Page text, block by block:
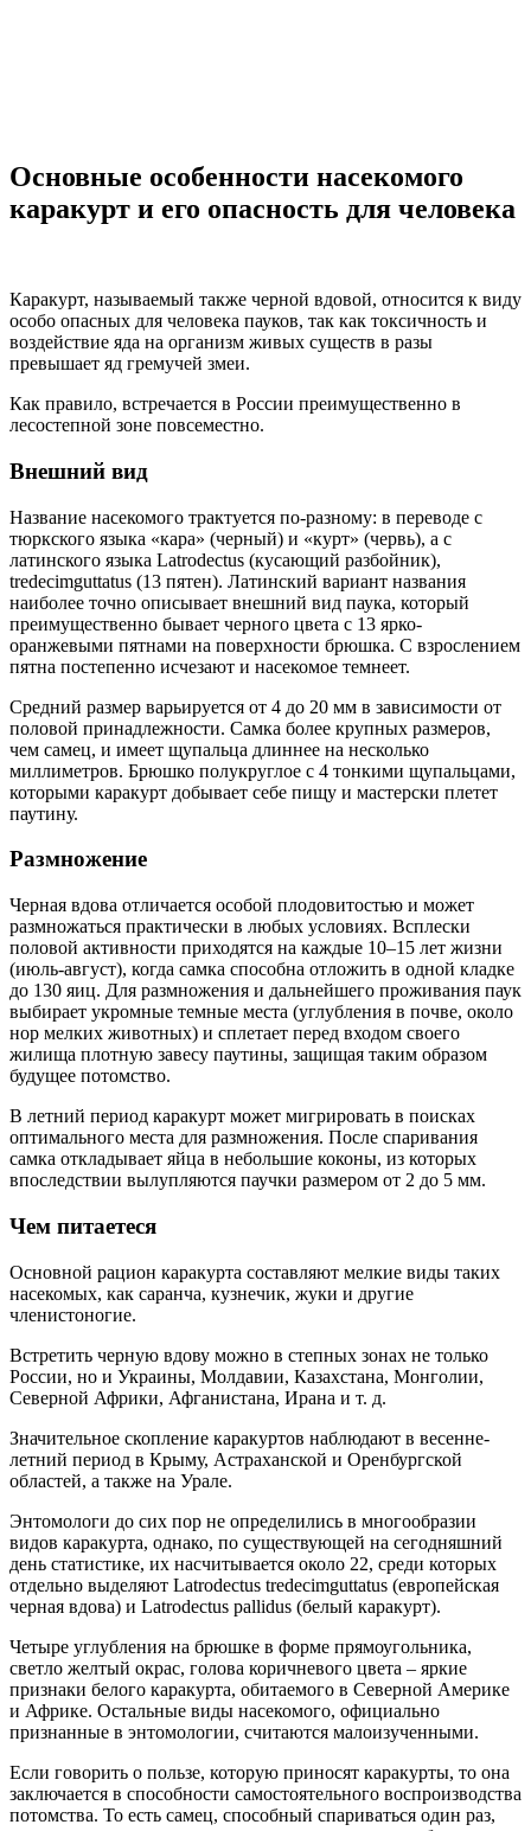
Основные особенности насекомого
каракурт и его опасность для человека
Каракурт, называемый также черной вдовой, относится к виду
особо опасных для человека пауков, так как токсичность и
воздействие яда на организм живых существ в разы
превышает яд гремучей змеи.
Как правило, встречается в России преимущественно в
лесостепной зоне повсеместно.
Внешний вид
Название насекомого трактуется по-разному: в переводе с
тюркского языка «кара» (черный) и «курт» (червь), а с
латинского языка Latrodectus (кусающий разбойник),
tredecimguttatus (13 пятен). Латинский вариант названия
наиболее точно описывает внешний вид паука, который
преимущественно бывает черного цвета с 13 ярко-
оранжевыми пятнами на поверхности брюшка. С взрослением
пятна постепенно исчезают и насекомое темнеет.
Средний размер варьируется от 4 до 20 мм в зависимости от
половой принадлежности. Самка более крупных размеров,
чем самец, и имеет щупальца длиннее на несколько
миллиметров. Брюшко полукруглое с 4 тонкими щупальцами,
которыми каракурт добывает себе пищу и мастерски плетет
паутину.
Размножение
Черная вдова отличается особой плодовитостью и может
размножаться практически в любых условиях. Всплески
половой активности приходятся на каждые 10–15 лет жизни
(июль-август), когда самка способна отложить в одной кладке
до 130 яиц. Для размножения и дальнейшего проживания паук
выбирает укромные темные места (углубления в почве, около
нор мелких животных) и сплетает перед входом своего
жилища плотную завесу паутины, защищая таким образом
будущее потомство.
В летний период каракурт может мигрировать в поисках
оптимального места для размножения. После спаривания
самка откладывает яйца в небольшие коконы, из которых
впоследствии вылупляются паучки размером от 2 до 5 мм.
Чем питаетеся
Основной рацион каракурта составляют мелкие виды таких
насекомых, как саранча, кузнечик, жуки и другие
членистоногие.
Встретить черную вдову можно в степных зонах не только
России, но и Украины, Молдавии, Казахстана, Монголии,
Северной Африки, Афганистана, Ирана и т. д.
Значительное скопление каракуртов наблюдают в весенне-
летний период в Крыму, Астраханской и Оренбургской
областей, а также на Урале.
Энтомологи до сих пор не определились в многообразии
видов каракурта, однако, по существующей на сегодняшний
день статистике, их насчитывается около 22, среди которых
отдельно выделяют Latrodectus tredecimguttatus (европейская
черная вдова) и Latrodectus pallidus (белый каракурт).
Четыре углубления на брюшке в форме прямоугольника,
светло желтый окрас, голова коричневого цвета – яркие
признаки белого каракурта, обитаемого в Северной Америке
и Африке. Остальные виды насекомого, официально
признанные в энтомологии, считаются малоизученными.
Если говорить о пользе, которую приносят каракурты, то она
заключается в способности самостоятельного воспроизводства
потомства. То есть самец, способный спариваться один раз,